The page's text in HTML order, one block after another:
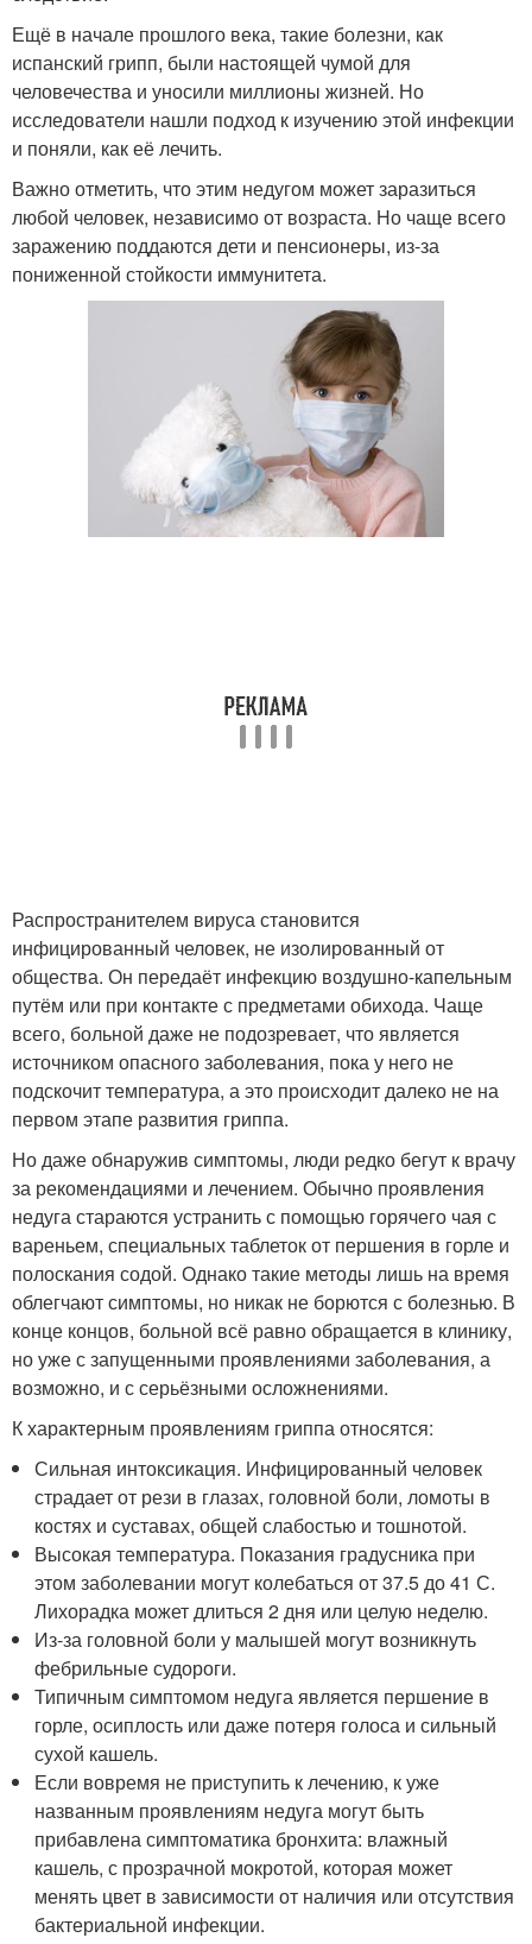
Ещё в начале прошлого века, такие болезни, как
испанский грипп, были настоящей чумой для
человечества и уносили миллионы жизней. Но
исследователи нашли подход к изучению этой инфекции
и поняли, как её лечить.
Важно отметить, что этим недугом может заразиться
любой человек, независимо от возраста. Но чаще всего
заражению поддаются дети и пенсионеры, из-за
пониженной стойкости иммунитета.
Распространителем вируса становится
инфицированный человек, не изолированный от
общества. Он передаёт инфекцию воздушно-капельным
путём или при контакте с предметами обихода. Чаще
всего, больной даже не подозревает, что является
источником опасного заболевания, пока у него не
подскочит температура, а это происходит далеко не на
первом этапе развития гриппа.
Но даже обнаружив симптомы, люди редко бегут к врачу
за рекомендациями и лечением. Обычно проявления
недуга стараются устранить с помощью горячего чая с
вареньем, специальных таблеток от першения в горле и
полоскания содой. Однако такие методы лишь на время
облегчают симптомы, но никак не борются с болезнью. В
конце концов, больной всё равно обращается в клинику,
но уже с запущенными проявлениями заболевания, а
возможно, и с серьёзными осложнениями.
К характерным проявлениям гриппа относятся:
Сильная интоксикация. Инфицированный человек
страдает от рези в глазах, головной боли, ломоты в
костях и суставах, общей слабостью и тошнотой.
Высокая температура. Показания градусника при
этом заболевании могут колебаться от 37.5 до 41 С.
Лихорадка может длиться 2 дня или целую неделю.
Из-за головной боли у малышей могут возникнуть
фебрильные судороги.
Типичным симптомом недуга является першение в
горле, осиплость или даже потеря голоса и сильный
сухой кашель.
Если вовремя не приступить к лечению, к уже
названным проявлениям недуга могут быть
прибавлена симптоматика бронхита: влажный
кашель, с прозрачной мокротой, которая может
менять цвет в зависимости от наличия или отсутствия
бактериальной инфекции.